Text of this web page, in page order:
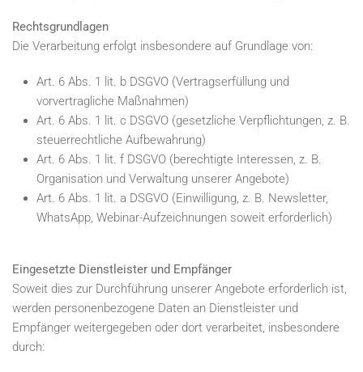
Rechtsgrundlagen
Die Verarbeitung erfolgt insbesondere auf Grundlage von:
Art. 6 Abs. 1 lit. b DSGVO (Vertragserfüllung und
vorvertragliche Maßnahmen)
Art. 6 Abs. 1 lit. c DSGVO (gesetzliche Verpflichtungen, z. B.
steuerrechtliche Aufbewahrung)
Art. 6 Abs. 1 lit. f DSGVO (berechtigte Interessen, z. B.
Organisation und Verwaltung unserer Angebote)
Art. 6 Abs. 1 lit. a DSGVO (Einwilligung, z. B. Newsletter,
WhatsApp, Webinar-Aufzeichnungen soweit erforderlich)
Eingesetzte Dienstleister und Empfänger
Soweit dies zur Durchführung unserer Angebote erforderlich ist,
werden personenbezogene Daten an Dienstleister und
Empfänger weitergegeben oder dort verarbeitet, insbesondere
durch: